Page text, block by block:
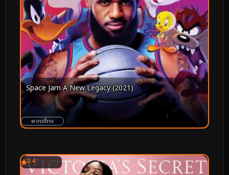
Space Jam A New Legacy (2021)
พากย์ไทย
2.4